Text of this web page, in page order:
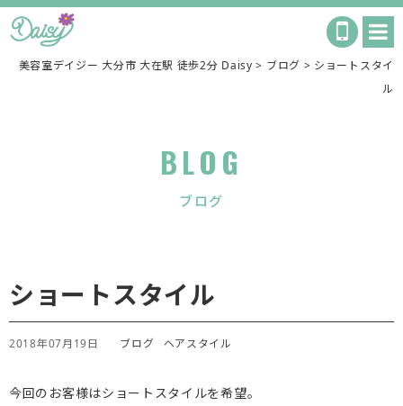
美容室デイジー 大分市 大在駅 徒歩2分 Daisy > ブログ > ショートスタイ
ル
BLOG
ブログ
ショートスタイル
2018年07月19日 ブログ ヘアスタイル
今回のお客様はショートスタイルを希望。